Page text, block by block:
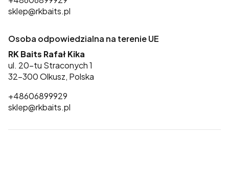
sklep@rkbaits.pl
Osoba odpowiedzialna na terenie UE
RK Baits Rafał Kika
ul. 20-tu Straconych 1
32-300 Olkusz, Polska
+48606899929
sklep@rkbaits.pl